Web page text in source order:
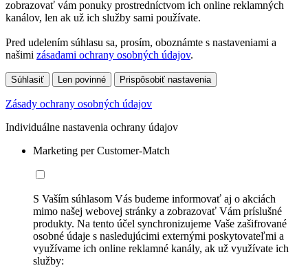
zobrazovať vám ponuky prostredníctvom ich online reklamných
kanálov, len ak už ich služby sami používate.
Pred udelením súhlasu sa, prosím, oboznámte s nastaveniami a
našimi zásadami ochrany osobných údajov.
Súhlasiť Len povinné Prispôsobiť nastavenia
Zásady ochrany osobných údajov
Individuálne nastavenia ochrany údajov
Marketing per Customer-Match
S Vaším súhlasom Vás budeme informovať aj o akciách
mimo našej webovej stránky a zobrazovať Vám príslušné
produkty. Na tento účel synchronizujeme Vaše zašifrované
osobné údaje s nasledujúcimi externými poskytovateľmi a
využívame ich online reklamné kanály, ak už využívate ich
služby: